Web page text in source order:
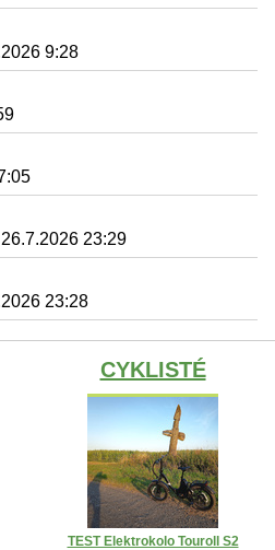
9:28
23:29
23:28
CYKLISTÉ
TEST Elektrokolo Touroll S2